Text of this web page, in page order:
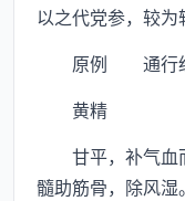
以之代党参，较为
原例 通行
黄精
甘平，补气血
髓助筋骨，除风湿。